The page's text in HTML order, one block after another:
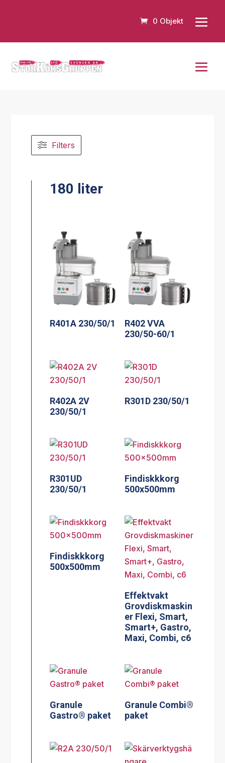
0 Objekt
Filters
180 liter
R401A 230/50/1
R402 VVA
230/50-60/1
R402A 2V
230/50/1
R301D 230/50/1
R301UD
230/50/1
Findiskkkorg
500x500mm
Findiskkkorg
500x500mm
Effektvakt
Grovdiskmaskin
er Flexi, Smart,
Smart+, Gastro,
Maxi, Combi, c6
Granule
Gastro® paket
Granule Combi®
paket